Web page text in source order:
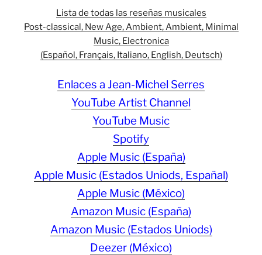
Lista de todas las reseñas musicales
Post-classical, New Age, Ambient, Ambient, Minimal
Music, Electronica
(Español, Français, Italiano, English, Deutsch)
Enlaces a Jean-Michel Serres
YouTube Artist Channel
YouTube Music
Spotify
Apple Music (España)
Apple Music (Estados Uniods, Españal)
Apple Music (México)
Amazon Music (España)
Amazon Music (Estados Uniods)
Deezer (México)